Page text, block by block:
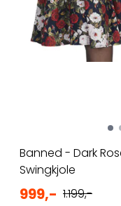
Banned - Dark
Swingkjole
999,- 1.199,-